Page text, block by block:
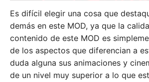
Es difícil elegir una cosa que
demás en este MOD, ya que la
contenido de este MOD es
de los aspectos que diferencian a
duda alguna sus animaciones y
de un nivel muy superior a lo que